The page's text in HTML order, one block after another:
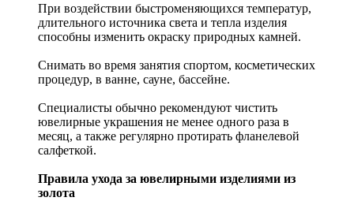
При воздействии быстроменяющихся температур,
длительного источника света и тепла изделия
способны изменить окраску природных камней.
Снимать во время занятия спортом, косметических
процедур, в ванне, сауне, бассейне.
Специалисты обычно рекомендуют чистить
ювелирные украшения не менее одного раза в
месяц, а также регулярно протирать фланелевой
салфеткой.
Правила ухода за ювелирными изделиями из
золота